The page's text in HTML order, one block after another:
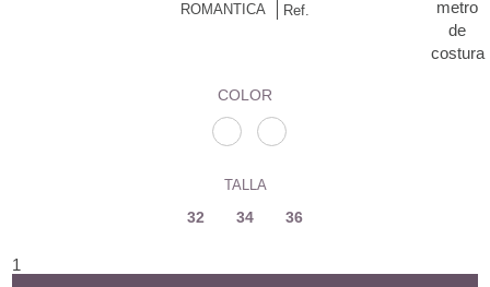
ROMANTICA Ref.
TALLA
32
34 36
COLOR